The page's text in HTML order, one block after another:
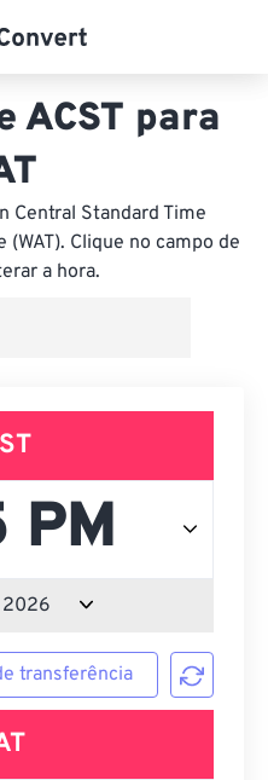
ACST para
Central Standard Time
(WAT). Clique no campo de
a hora.
transferência